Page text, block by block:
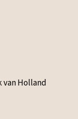
van Holland